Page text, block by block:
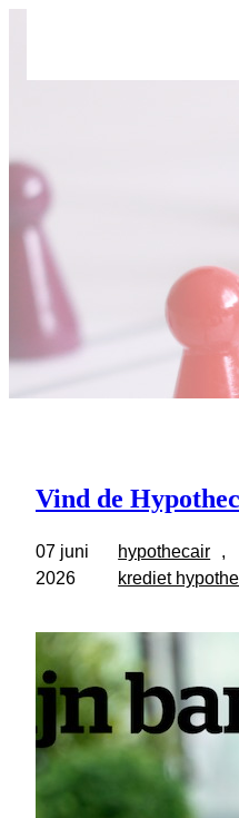
Vind de
07 juni
2026
hypothecair ,
krediet